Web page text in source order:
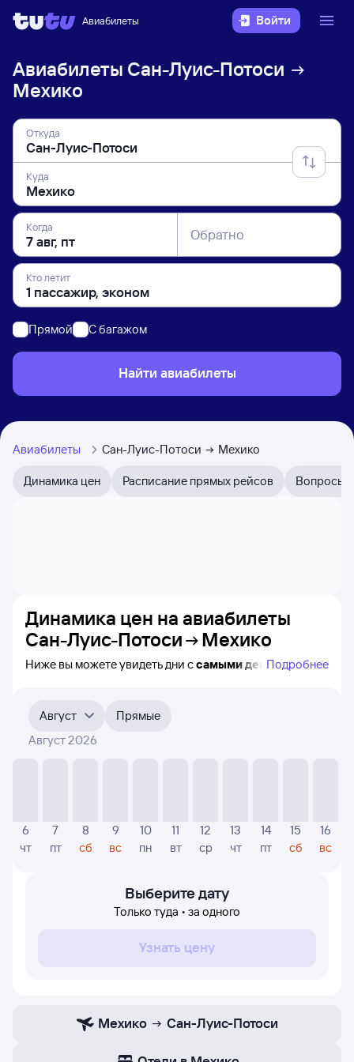
Авиабилеты Войти
Авиабилеты Сан-Луис-Потоси
Мехико
Откуда
Куда
Когда Обратно
Кто летит
Прямой C багажом
Найти авиабилеты
Авиабилеты Сан-Луис-Потоси Мехико
Динамика цен Расписание прямых рейсов Вопросы
Динамика цен на авиабилеты
Сан-Луис-Потоси
Мехико
Ниже вы можете увидеть дни ссамыми дешёвыми
месяцы. Выберите дату, перейдите по клику к поиску
билетов на самолёт и просмотру
Если никто не искал авиабилетов по маршруту Сан-
Луис-Потоси — Мехико, то цены могут отсутствовать
частично или полностью. В этом случае заполните
Подробнее
Август
Прямые
Август 2026
6
чт
7
пт
8
сб
9
вс
10
пн
11
вт
12
ср
13
чт
14
пт
15
сб
16
вс
Выберите дату
Только туда • за одного
Узнать цену
Мехико Сан-Луис-Потоси